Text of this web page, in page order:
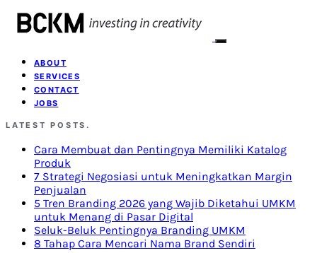
ABOUT
SERVICES
CONTACT
JOBS
LATEST POSTS.
Cara Membuat dan Pentingnya Memiliki Katalog
Produk
7 Strategi Negosiasi untuk Meningkatkan Margin
Penjualan
5 Tren Branding 2026 yang Wajib Diketahui UMKM
untuk Menang di Pasar Digital
Seluk-Beluk Pentingnya Branding UMKM
8 Tahap Cara Mencari Nama Brand Sendiri